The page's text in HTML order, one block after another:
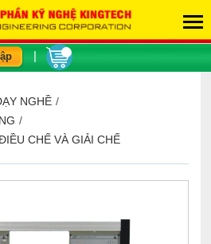
NGHỀ /
/
CHẾ VÀ GIẢI CHẾ